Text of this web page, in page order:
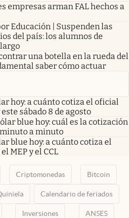
empresas arman FAL hechos a
Educación | Suspenden las
del país: los alumnos de
una botella en la rueda del
saber cómo actuar
hoy: a cuánto cotiza el oficial
sábado 8 de agosto
blue hoy: cuál es la cotización
minuto a minuto
blue hoy: a cuánto cotiza el
MEP y el CCL
Criptomonedas Bitcoin
Calendario de feriados
Inversiones ANSES